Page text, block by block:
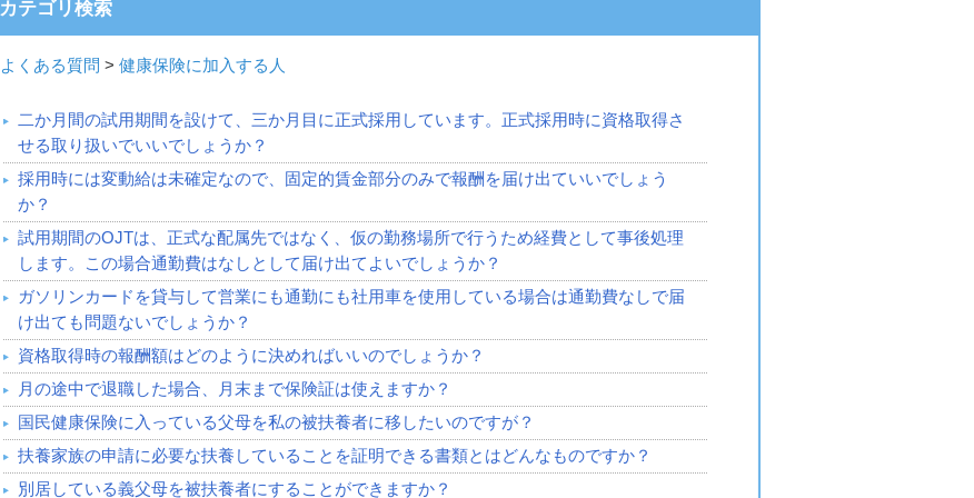
カテゴリ検索
よくある質問 > 健康保険に加入する人
二か月間の試用期間を設けて、三か月目に正式採用しています。正式採用時に資格取得さ
せる取り扱いでいいでしょうか？
採用時には変動給は未確定なので、固定的賃金部分のみで報酬を届け出ていいでしょう
か？
試用期間のOJTは、正式な配属先ではなく、仮の勤務場所で行うため経費として事後処理
します。この場合通勤費はなしとして届け出てよいでしょうか？
ガソリンカードを貸与して営業にも通勤にも社用車を使用している場合は通勤費なしで届
け出ても問題ないでしょうか？
資格取得時の報酬額はどのように決めればいいのでしょうか？
月の途中で退職した場合、月末まで保険証は使えますか？
国民健康保険に入っている父母を私の被扶養者に移したいのですが？
扶養家族の申請に必要な扶養していることを証明できる書類とはどんなものですか？
別居している義父母を被扶養者にすることができますか？